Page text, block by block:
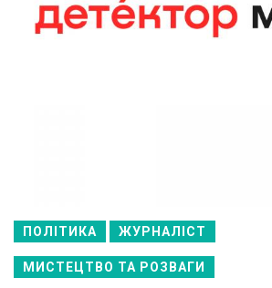
ПОЛІТИКА ЖУРНАЛІСТ
МИСТЕЦТВО ТА РОЗВАГИ